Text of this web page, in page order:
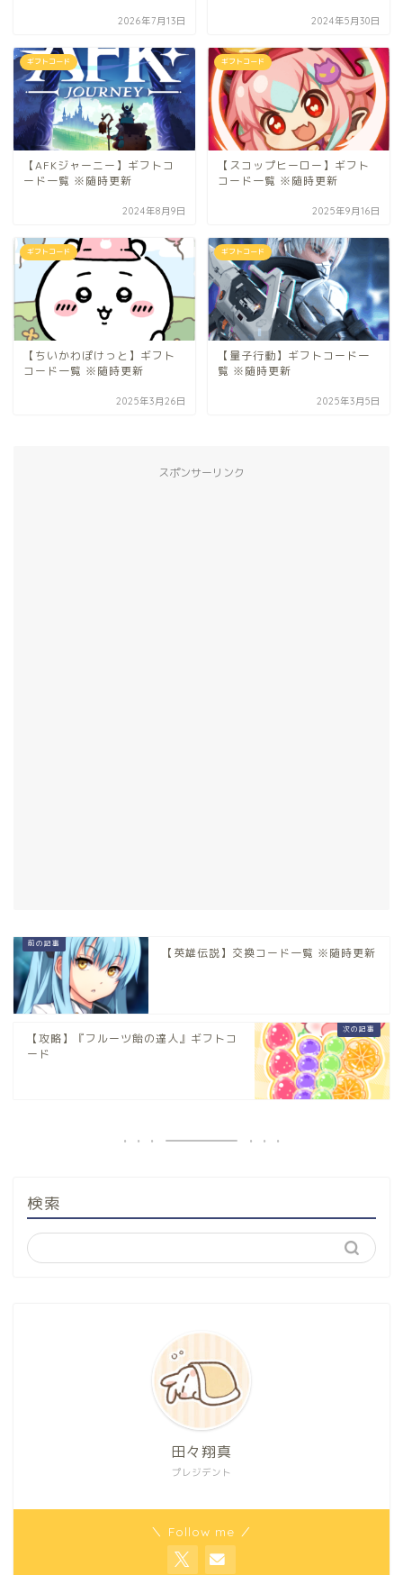
2026年7月13日 2024年5月30日
ギフトコード
【AFKジャーニー】ギフトコ
ード一覧 ※随時更新
2024年8月9日
ギフトコード
【スコップヒーロー】ギフト
コード一覧 ※随時更新
2025年9月16日
ギフトコード
【ちいかわぽけっと】ギフト
コード一覧 ※随時更新
2025年3月26日
ギフトコード
【量子行動】ギフトコード一
覧 ※随時更新
2025年3月5日
スポンサーリンク
【英雄伝説】交換コード一覧 ※随時更新
【攻略】『フルーツ飴の達人』ギフトコ
ード
検索
プレジデント
田々翔真
＼ Follow me ／